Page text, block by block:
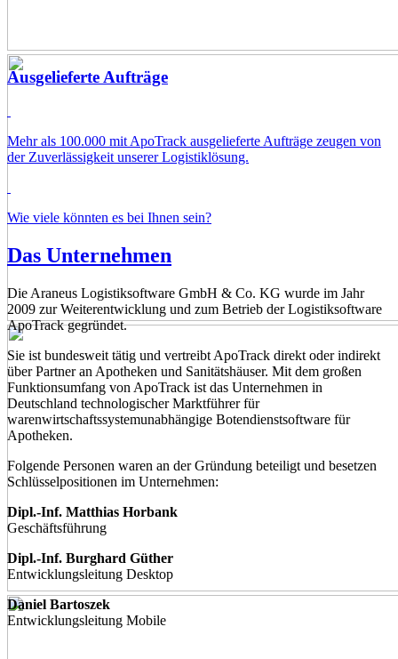
Ausgelieferte Aufträge
Mehr als 100.000 mit ApoTrack ausgelieferte Aufträge zeugen von
der Zuverlässigkeit unserer Logistiklösung.
Wie viele könnten es bei Ihnen sein?
Das Unternehmen
Die Araneus Logistiksoftware GmbH & Co. KG wurde im Jahr
2009 zur Weiterentwicklung und zum Betrieb der Logistiksoftware
ApoTrack gegründet.
Sie ist bundesweit tätig und vertreibt ApoTrack direkt oder indirekt
über Partner an Apotheken und Sanitätshäuser. Mit dem großen
Funktionsumfang von ApoTrack ist das Unternehmen in
Deutschland technologischer Marktführer für
warenwirtschaftssystemunabhängige Botendienstsoftware für
Apotheken.
Folgende Personen waren an der Gründung beteiligt und besetzen
Schlüsselpositionen im Unternehmen:
Dipl.-Inf. Matthias Horbank
Geschäftsführung
Dipl.-Inf. Burghard Güther
Entwicklungsleitung Desktop
Daniel Bartoszek
Entwicklungsleitung Mobile